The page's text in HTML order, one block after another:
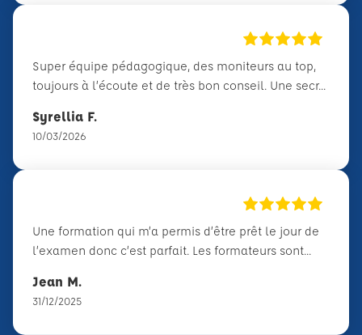
Super équipe pédagogique, des moniteurs au top,
toujours à l’écoute et de très bon conseil. Une secr...
Syrellia F.
10/03/2026
Une formation qui m’a permis d’être prêt le jour de
l’examen donc c’est parfait. Les formateurs sont...
Jean M.
31/12/2025